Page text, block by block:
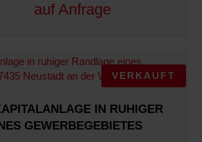
auf Anfrage
VERKAUFT
IN RUHIGER
GEWERBEGEBIETES